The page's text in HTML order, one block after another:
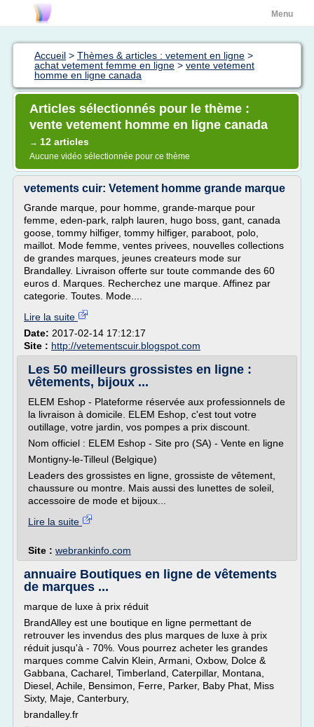
Menu
Accueil > Thèmes & articles : vetement en ligne >
achat vetement femme en ligne > vente vetement
homme en ligne canada
Articles sélectionnés pour le thème :
vente vetement homme en ligne canada
→ 12 articles
Aucune vidéo sélectionnée pour ce thème
vetements cuir: Vetement homme grande marque
Grande marque, pour homme, grande-marque pour
femme, eden-park, ralph lauren, hugo boss, gant, canada
goose, tommy hilfiger, tommy hilfiger, paraboot, polo,
maillot. Mode femme, ventes privees, nouvelles collections
de grandes marques, jeunes createurs mode sur
Brandalley. Livraison offerte sur toute commande des 60
euros d. Marques. Recherchez une marque. Affinez par
categorie. Toutes. Mode....
Lire la suite
Date: 2017-02-14 17:12:17
Site : http://vetementscuir.blogspot.com
Les 50 meilleurs grossistes en ligne :
vêtements, bijoux ...
ELEM Eshop - Plateforme réservée aux professionnels de
la livraison à domicile. ELEM Eshop, c'est tout votre
outillage, votre jardin, vos pompes a prix discount.
Nom officiel : ELEM Eshop - Site pro (SA) - Vente en ligne
Montigny-le-Tilleul (Belgique)
Leaders des grossistes en ligne, grossiste de vêtement,
chaussure ou montre. Mais aussi des lunettes de soleil,
accessoire de mode et bijoux...
Lire la suite
Site : webrankinfo.com
annuaire Boutiques en ligne de vêtements
de marques ...
marque de luxe à prix réduit
BrandAlley est une boutique en ligne permettant de
retrouver les invendus des plus marques de luxe à prix
réduit jusqu'à - 70%. Vous pourrez acheter les grandes
marques comme Calvin Klein, Armani, Oxbow, Dolce &
Gabbana, Cacharel, Timberland, Caterpillar, Montana,
Diesel, Achile, Bensimon, Ferre, Parker, Baby Phat, Miss
Sixty, Maje, Canterbury,
brandalley.fr